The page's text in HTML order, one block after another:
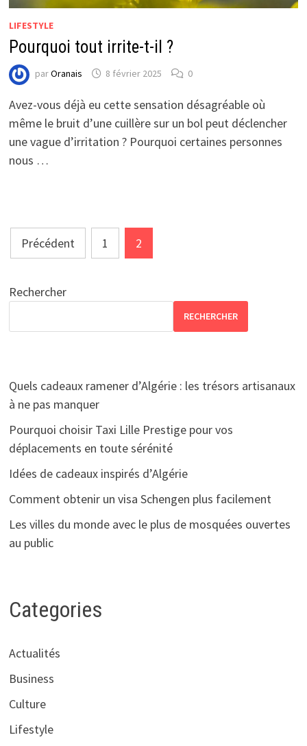
LIFESTYLE
Pourquoi tout irrite-t-il ?
parOranais 8 février 2025 0
Avez-vous déjà eu cette sensation désagréable où
même le bruit d’une cuillère sur un bol peut déclencher
une vague d’irritation ? Pourquoi certaines personnes
nous …
Pagination
des
publications
Précédent 1 2
Rechercher
RECHERCHER
Quels cadeaux ramener d’Algérie : les trésors artisanaux
à ne pas manquer
Pourquoi choisir Taxi Lille Prestige pour vos
déplacements en toute sérénité
Idées de cadeaux inspirés d’Algérie
Comment obtenir un visa Schengen plus facilement
Les villes du monde avec le plus de mosquées ouvertes
au public
Categories
Actualités
Business
Culture
Lifestyle